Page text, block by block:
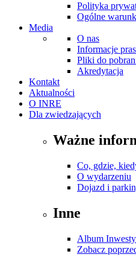
Polityka
Ogólne
Media
O nas
Informacje
Pliki do
Akredytacja
Kontakt
Aktualności
O INRE
Dla zwiedzających
Ważne
Co, gdzie,
O wydarzeniu
Dojazd i
Inne
Album
Zobacz